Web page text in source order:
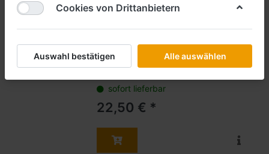
BREKINA
Art.-Nr. B871609
* Preise inkl. MwSt., zzgl.Versandkosten
sofort lieferbar
22,50 € *
Cookies von Drittanbietern
Auswahl bestätigen Alle auswählen